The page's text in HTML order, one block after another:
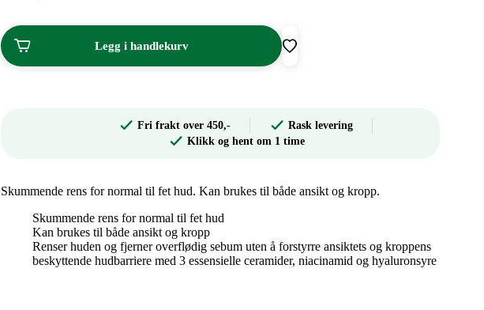
kroner.
Legg i handlekurv
Fri frakt over 450,-
Rask levering
Klikk og hent om 1 time
Skummende rens for normal til fet hud. Kan brukes til både ansikt og kropp.
Skummende rens for normal til fet hud
Kan brukes til både ansikt og kropp
Renser huden og fjerner overflødig sebum uten å forstyrre ansiktets og kroppens
beskyttende hudbarriere med 3 essensielle ceramider, niacinamid og hyaluronsyre